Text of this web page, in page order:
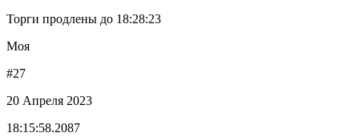
Торги продлены до 18:28:23
Моя
#27
20 Апреля 2023
18:15:58.2087